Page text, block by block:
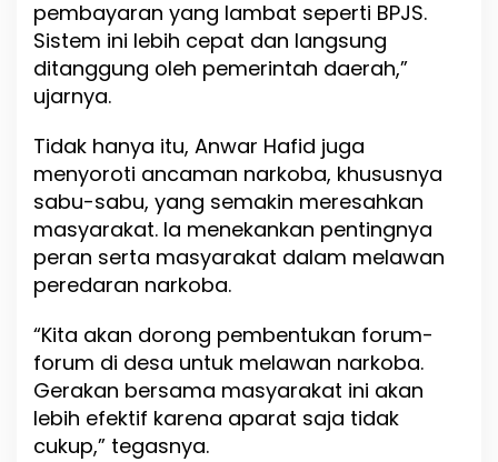
pembayaran yang lambat seperti BPJS.
Sistem ini lebih cepat dan langsung
ditanggung oleh pemerintah daerah,”
ujarnya.
Tidak hanya itu, Anwar Hafid juga
menyoroti ancaman narkoba, khususnya
sabu-sabu, yang semakin meresahkan
masyarakat. Ia menekankan pentingnya
peran serta masyarakat dalam melawan
peredaran narkoba.
“Kita akan dorong pembentukan forum-
forum di desa untuk melawan narkoba.
Gerakan bersama masyarakat ini akan
lebih efektif karena aparat saja tidak
cukup,” tegasnya.